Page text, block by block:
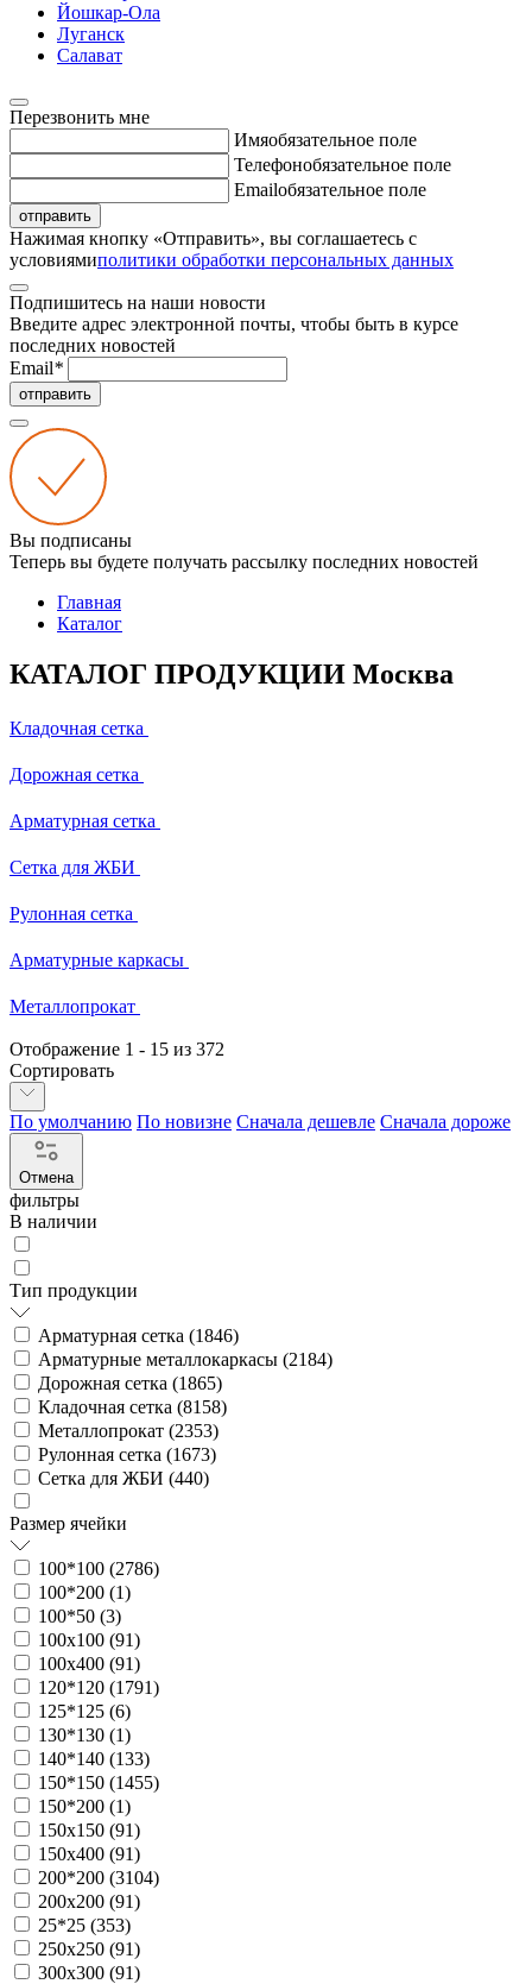
Йошкар-Ола
Луганск
Салават
Перезвонить мне
Имяобязательное поле
Телефонобязательное поле
Emailобязательное поле
отправить
Нажимая кнопку «Отправить», вы соглашаетесь с
условиямиполитики обработки персональных данных
Подпишитесь на наши новости
Введите адрес электронной почты, чтобы быть в курсе
последних новостей
Email*
отправить
Вы подписаны
Теперь вы будете получать рассылку последних новостей
Главная
Каталог
КАТАЛОГ ПРОДУКЦИИ Москва
Кладочная сетка
Дорожная сетка
Арматурная сетка
Сетка для ЖБИ
Рулонная сетка
Арматурные каркасы
Металлопрокат
Отображение 1 - 15 из 372
Сортировать
По умолчанию По новизне Сначала дешевле Сначала дороже
Отмена
фильтры
В наличии
Тип продукции
Арматурная сетка (1846)
Арматурные металлокаркасы (2184)
Дорожная сетка (1865)
Кладочная сетка (8158)
Металлопрокат (2353)
Рулонная сетка (1673)
Сетка для ЖБИ (440)
Размер ячейки
100*100 (2786)
100*200 (1)
100*50 (3)
100х100 (91)
100х400 (91)
120*120 (1791)
125*125 (6)
130*130 (1)
140*140 (133)
150*150 (1455)
150*200 (1)
150х150 (91)
150х400 (91)
200*200 (3104)
200х200 (91)
25*25 (353)
250х250 (91)
300х300 (91)